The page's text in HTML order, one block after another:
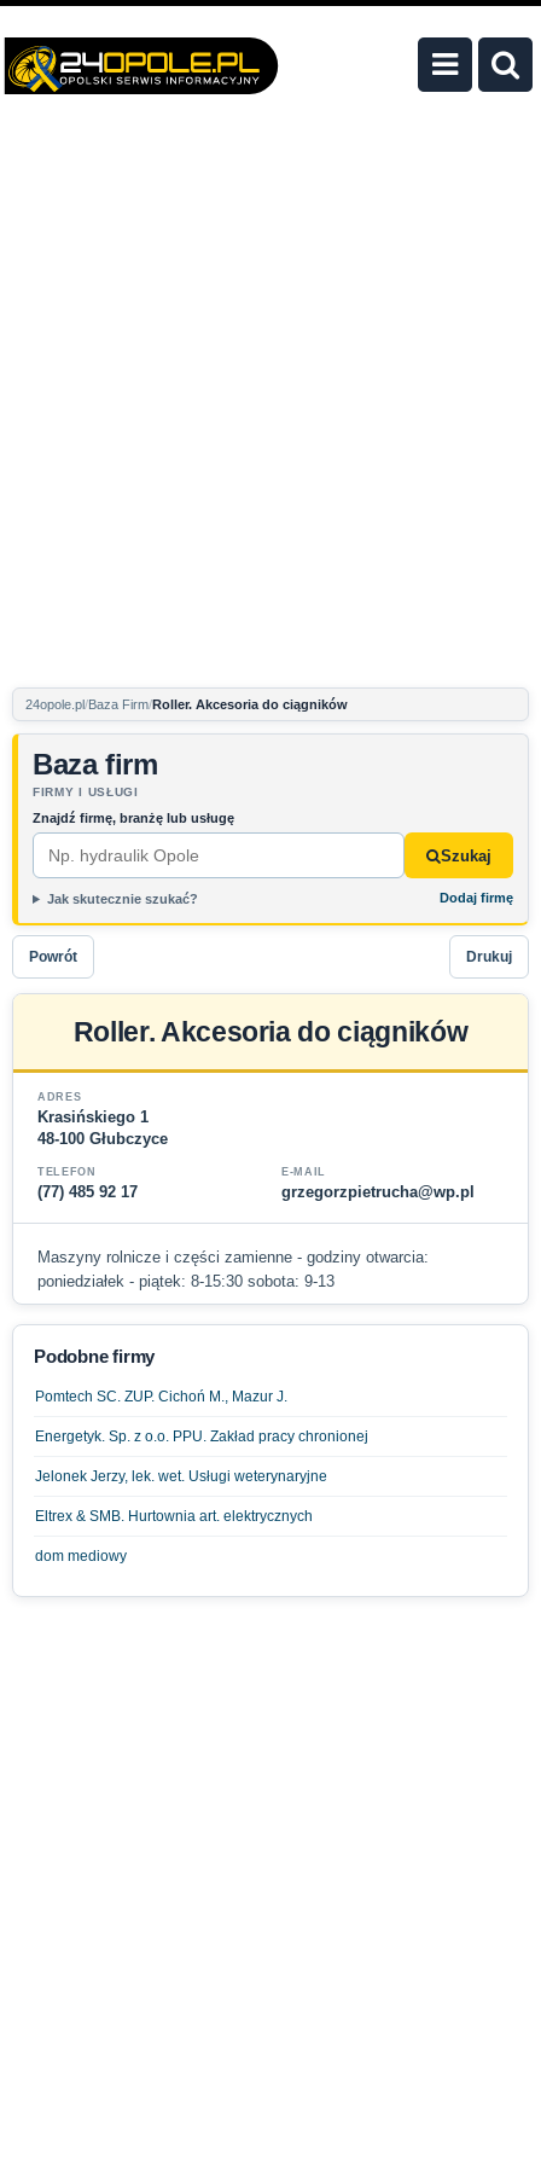
24opole.pl Baza Firm Roller. Akcesoria do ciągników
Baza firm
FIRMY I USŁUGI
Znajdź firmę, branżę lub usługę
Szukaj
Jak skutecznie szukać? Dodaj firmę
Powrót Drukuj
Roller. Akcesoria do ciągników
ADRES
Krasińskiego 1
48-100 Głubczyce
TELEFON
(77) 485 92 17
E-MAIL
grzegorzpietrucha@wp.pl
Maszyny rolnicze i części zamienne - godziny otwarcia:
poniedziałek - piątek: 8-15:30 sobota: 9-13
Podobne firmy
Pomtech SC. ZUP. Cichoń M., Mazur J.
Energetyk. Sp. z o.o. PPU. Zakład pracy chronionej
Jelonek Jerzy, lek. wet. Usługi weterynaryjne
Eltrex & SMB. Hurtownia art. elektrycznych
dom mediowy